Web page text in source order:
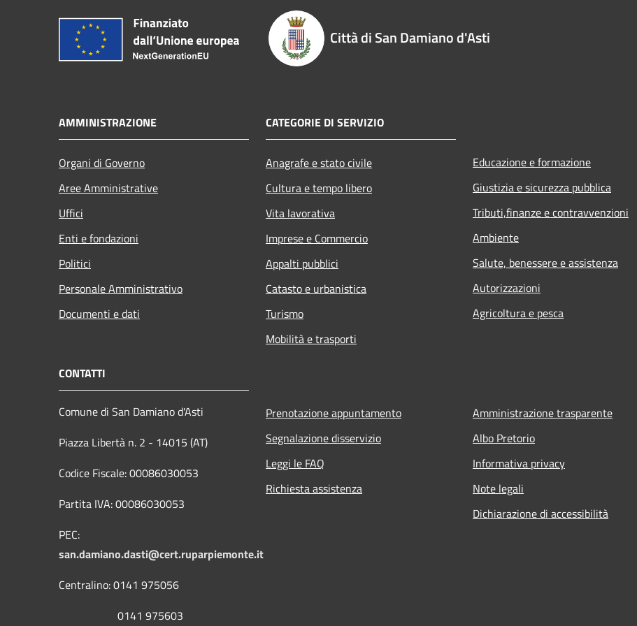
Città di San Damiano d'Asti
AMMINISTRAZIONE
Organi di Governo
Aree Amministrative
Uffici
Enti e fondazioni
Politici
Personale Amministrativo
Documenti e dati
CATEGORIE DI SERVIZIO
Anagrafe e stato civile
Cultura e tempo libero
Vita lavorativa
Imprese e Commercio
Appalti pubblici
Catasto e urbanistica
Turismo
Mobilità e trasporti
Educazione e formazione
Giustizia e sicurezza pubblica
Tributi,finanze e contravvenzioni
Ambiente
Salute, benessere e assistenza
Autorizzazioni
Agricoltura e pesca
CONTATTI
Comune di San Damiano d'Asti
Piazza Libertà n. 2 - 14015 (AT)
Codice Fiscale: 00086030053
Partita IVA: 00086030053
PEC:
san.damiano.dasti@cert.ruparpiemonte.it
Centralino: 0141 975056
0141 975603
Prenotazione appuntamento
Segnalazione disservizio
Leggi le FAQ
Richiesta assistenza
Amministrazione trasparente
Albo Pretorio
Informativa privacy
Note legali
Dichiarazione di accessibilità